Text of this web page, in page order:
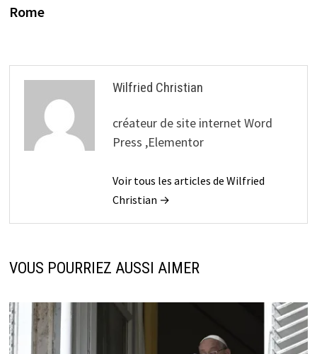
Rome
Wilfried Christian
créateur de site internet Word
Press ,Elementor
Voir tous les articles de Wilfried
Christian →
VOUS POURRIEZ AUSSI AIMER